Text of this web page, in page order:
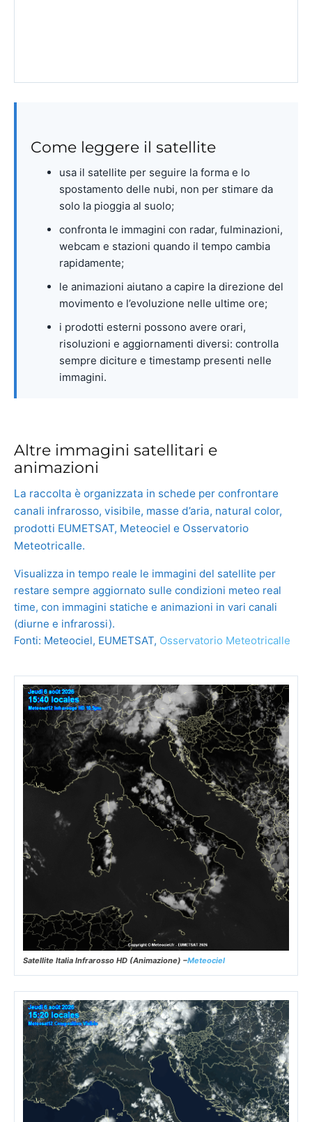
Come leggere il satellite
usa il satellite per seguire la forma e lo
spostamento delle nubi, non per stimare da
solo la pioggia al suolo;
confronta le immagini con radar, fulminazioni,
webcam e stazioni quando il tempo cambia
rapidamente;
le animazioni aiutano a capire la direzione del
movimento e l’evoluzione nelle ultime ore;
i prodotti esterni possono avere orari,
risoluzioni e aggiornamenti diversi: controlla
sempre diciture e timestamp presenti nelle
immagini.
Altre immagini satellitari e
animazioni
La raccolta è organizzata in schede per confrontare
canali infrarosso, visibile, masse d’aria, natural color,
prodotti EUMETSAT, Meteociel e Osservatorio
Meteotricalle.
Visualizza in tempo reale le immagini del satellite per
restare sempre aggiornato sulle condizioni meteo real
time, con immagini statiche e animazioni in vari canali
(diurne e infrarossi).
Fonti: Meteociel, EUMETSAT, Osservatorio Meteotricalle
Satellite Italia Infrarosso HD (Animazione) –Meteociel